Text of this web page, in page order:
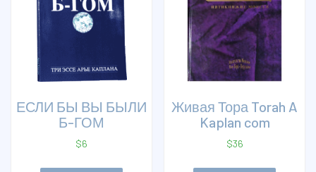
ЕСЛИ БЫ ВЫ БЫЛИ
Б-ГОМ
$6
Живая Тора Torah A
Kaplan com
$36